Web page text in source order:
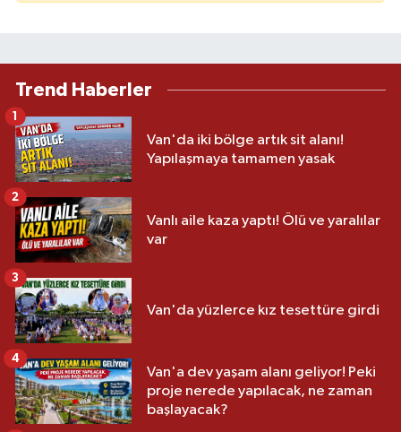
Trend Haberler
Van'da iki bölge artık sit alanı!
Yapılaşmaya tamamen yasak
1
Vanlı aile kaza yaptı! Ölü ve yaralılar
var
2
Van'da yüzlerce kız tesettüre girdi
3
Van'a dev yaşam alanı geliyor! Peki
proje nerede yapılacak, ne zaman
başlayacak?
4